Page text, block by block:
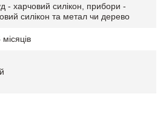
- харчовий силікон, прибори -
силікон та метал чи дерево
місяців